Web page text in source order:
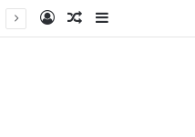
Log InArticol aleatoriu
Sidebar